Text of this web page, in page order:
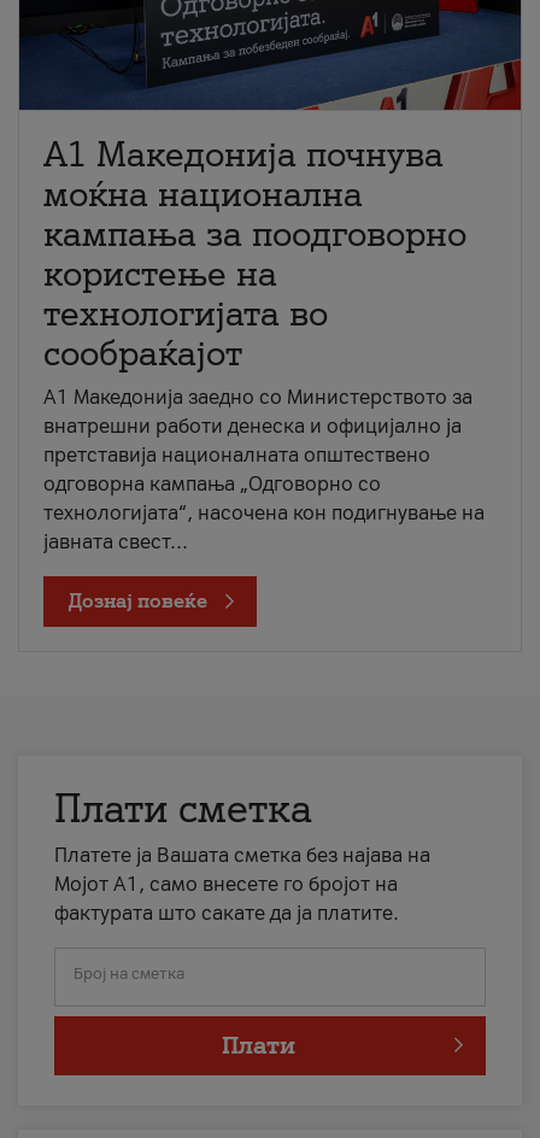
A1 Македонија почнува
моќна национална
кампања за поодговорно
користење на
технологијата во
сообраќајот
A1 Македонија заедно со Министерството за
внатрешни работи денеска и официјално ја
претставија националната општествено
одговорна кампања „Одговорно со
технологијата“, насочена кон подигнување на
јавната свест...
Дознај повеќе
Плати сметка
Платете ја Вашата сметка без најава на
Мојот А1, само внесете го бројот на
фактурата што сакате да ја платите.
Број на сметка
Плати